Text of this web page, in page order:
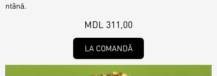
ntână.
MDL 311,00
LA COMANDĂ